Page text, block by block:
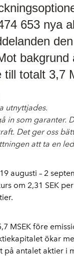
653 nya
till totalt 3,7
utnyttjades.
in som
Det ger oss
att ta en
– 2
om 2,31 SEK
MSEK före
ökar
antalet aktier i